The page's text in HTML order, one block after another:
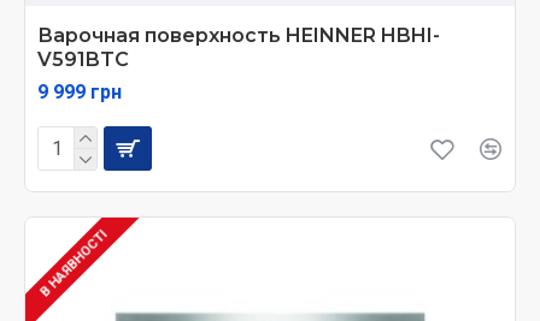
Варочная поверхность HEINNER HBHI-
V591BTC
9 999 грн
В НАЯВНОСТІ